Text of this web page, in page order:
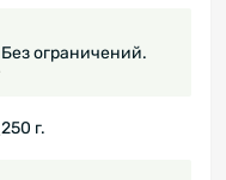
Без ограничений.
250 г.